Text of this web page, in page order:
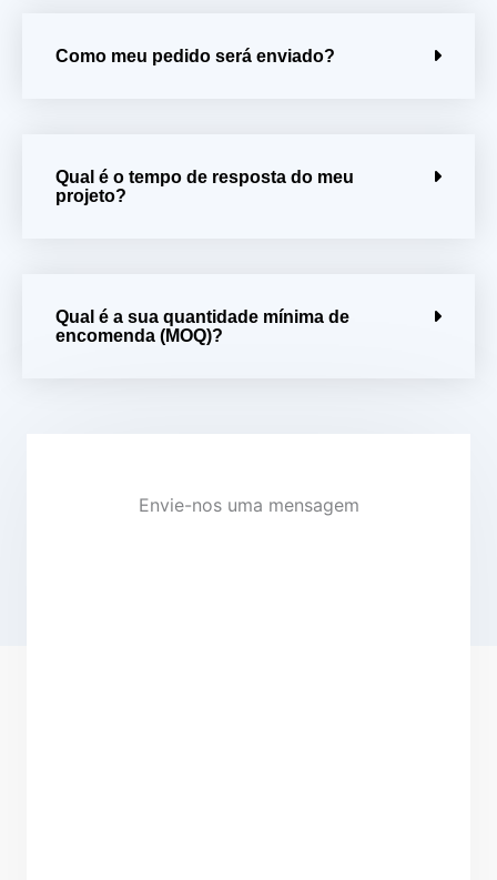
Como meu pedido será enviado?
Qual é o tempo de resposta do meu
projeto?
Qual é a sua quantidade mínima de
encomenda (MOQ)?
Envie-nos uma mensagem